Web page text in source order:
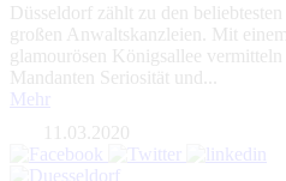
Düsseldorf zählt zu den
großen Anwaltskanzleien. Mit
glamourösen Königsallee vermitteln
Mandanten Seriosität und...
Mehr
11.03.2020